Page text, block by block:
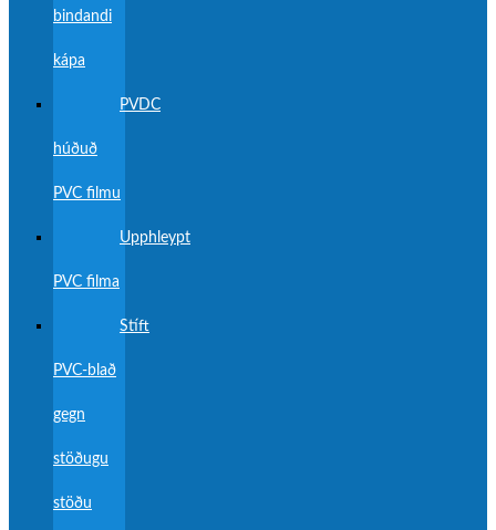
bindandi
kápa
PVDC
húðuð
PVC filmu
Upphleypt
PVC filma
Stíft
PVC-blað
gegn
stöðugu
stöðu